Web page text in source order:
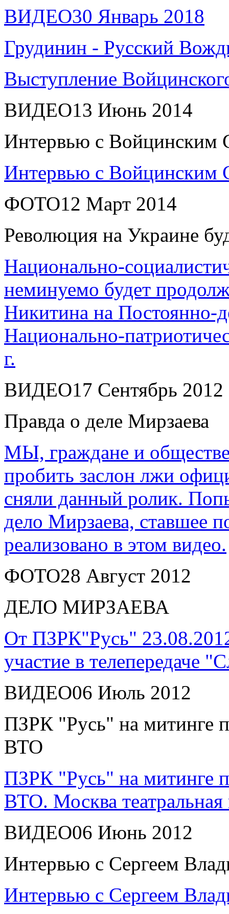
ВИДЕО30 Январь 2018
Грудинин - Русский
Выступление
ВИДЕО13 Июнь 2014
Интервью с Войцинским
Интервью с Войцинским
ФОТО12 Март 2014
Революция на Украине
Национально-
неминуемо будет
Никитина на Постоянно-
Национально-
г.
ВИДЕО17 Сентябрь 2012
Правда о деле Мирзаева
МЫ, граждане и
пробить заслон лжи
сняли данный ролик.
дело Мирзаева, ставшее
реализовано в этом видео.
ФОТО28 Август 2012
ДЕЛО МИРЗАЕВА
От ПЗРК"Русь"
участие в телепередаче
ВИДЕО06 Июль 2012
ПЗРК "Русь" на митинге
ВТО
ПЗРК "Русь" на митинге
ВТО. Москва
ВИДЕО06 Июнь 2012
Интервью с Сергеем
Интервью с Сергеем